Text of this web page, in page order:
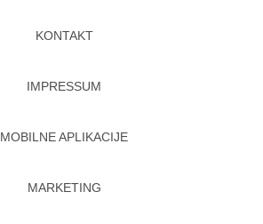
KONTAKT
IMPRESSUM
MOBILNE APLIKACIJE
MARKETING